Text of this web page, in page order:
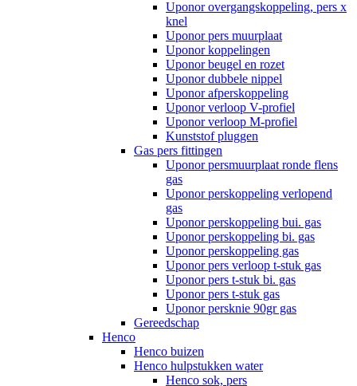
Uponor overgangskoppeling, pers x
knel
Uponor pers muurplaat
Uponor koppelingen
Uponor beugel en rozet
Uponor dubbele nippel
Uponor afperskoppeling
Uponor verloop V-profiel
Uponor verloop M-profiel
Kunststof pluggen
Gas pers fittingen
Uponor persmuurplaat ronde flens
gas
Uponor perskoppeling verlopend
gas
Uponor perskoppeling bui. gas
Uponor perskoppeling bi. gas
Uponor perskoppeling gas
Uponor pers verloop t-stuk gas
Uponor pers t-stuk bi. gas
Uponor pers t-stuk gas
Uponor persknie 90gr gas
Gereedschap
Henco
Henco buizen
Henco hulpstukken water
Henco sok, pers